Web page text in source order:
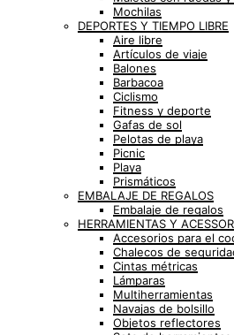
Mochilas
DEPORTES Y TIEMPO LIBRE
Aire libre
Artículos de viaje
Balones
Barbacoa
Ciclismo
Fitness y deporte
Gafas de sol
Pelotas de playa
Picnic
Playa
Prismáticos
EMBALAJE DE REGALOS
Embalaje de regalos
HERRAMIENTAS Y
Accesorios para el
Chalecos de
Cintas métricas
Lámparas
Multiherramientas
Navajas de bolsillo
Objetos reflectores